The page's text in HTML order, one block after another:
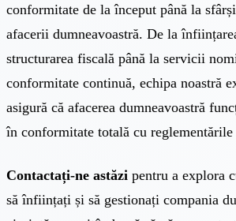
conformitate de la început până la
afacerii dumneavoastră. De la
structurarea fiscală până la servicii
conformitate continuă, echipa noastră
asigură că afacerea dumneavoastră
în conformitate totală cu
Contactați-ne astăzi pentru a explora
să înființați și să gestionați compania